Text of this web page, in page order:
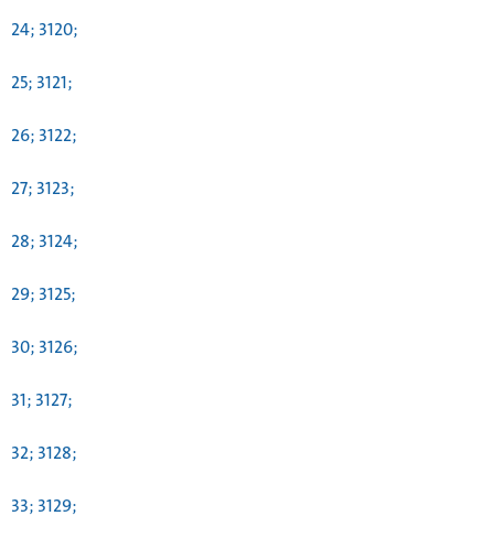
24; 3120;
25; 3121;
26; 3122;
27; 3123;
28; 3124;
29; 3125;
30; 3126;
31; 3127;
32; 3128;
33; 3129;